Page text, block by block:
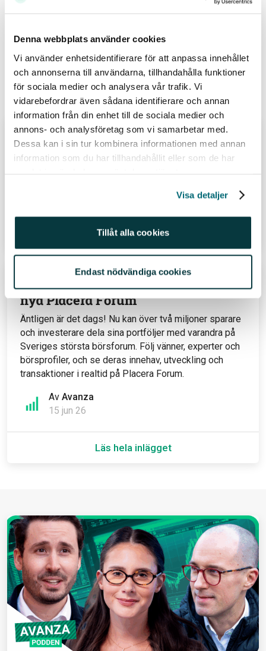
Denna webbplats använder cookies
Vi använder enhetsidentifierare för att anpassa innehållet
och annonserna till användarna, tillhandahålla funktioner
för sociala medier och analysera vår trafik. Vi
vidarebefordrar även sådana identifierare och annan
information från din enhet till de sociala medier och
annons- och analysföretag som vi samarbetar med.
Dessa kan i sin tur kombinera informationen med annan
information som du har tillhandahållit eller som de har
Visa detaljer
Tillåt alla cookies
Endast nödvändiga cookies
och/eller åsikter från Avanza.
Relaterade ämnen
Aktier (487) Apparna (11) Nya funktioner (59)
Relaterade inlägg
Superinvesterare – så investerar de
2026
Läs hela inlägget
Av Avanza
15 jun 26
Nu kan du se vad jag investerar i på
nya Placera Forum
Äntligen är det dags! Nu kan över två miljoner sparare
och investerare dela sina portföljer med varandra på
Sveriges största börsforum. Följ vänner, experter och
börsprofiler, och se deras innehav, utveckling och
transaktioner i realtid på Placera Forum.
Läs hela inlägget